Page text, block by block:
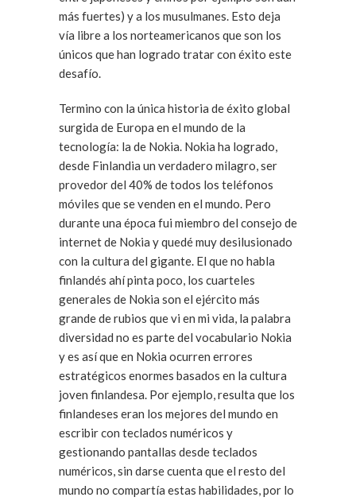
más fuertes) y a los musulmanes. Esto deja
vía libre a los norteamericanos que son los
únicos que han logrado tratar con éxito este
desafío.
Termino con la única historia de éxito global
surgida de Europa en el mundo de la
tecnología: la de Nokia. Nokia ha logrado,
desde Finlandia un verdadero milagro, ser
provedor del 40% de todos los teléfonos
móviles que se venden en el mundo. Pero
durante una época fui miembro del consejo de
internet de Nokia y quedé muy desilusionado
con la cultura del gigante. El que no habla
finlandés ahí pinta poco, los cuarteles
generales de Nokia son el ejército más
grande de rubios que vi en mi vida, la palabra
diversidad no es parte del vocabulario Nokia
y es así que en Nokia ocurren errores
estratégicos enormes basados en la cultura
joven finlandesa. Por ejemplo, resulta que los
finlandeses eran los mejores del mundo en
escribir con teclados numéricos y
gestionando pantallas desde teclados
numéricos, sin darse cuenta que el resto del
mundo no compartía estas habilidades, por lo